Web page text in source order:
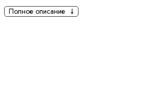
Полное описание